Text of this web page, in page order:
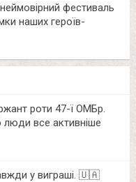
фестиваль
наших героїв-
роти 47-ї ОМБр.
все активніше
у виграші. 🇺🇦